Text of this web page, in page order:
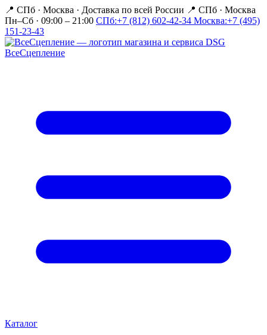
📍 СПб · Москва · Доставка по всей России 📍 СПб · Москва
Пн–Сб · 09:00 – 21:00 СПб:+7 (812) 602-42-34 Москва:+7 (495)
151-23-43
ВсеСцепление
Каталог